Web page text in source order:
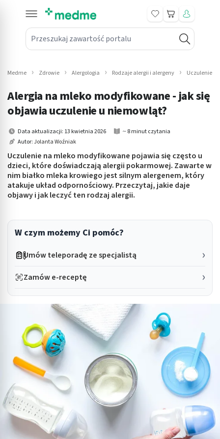
Przeszukaj zawartość portalu
Koszyk
submenu: Leki na receptę
submenu: Mama i dziecko
submenu: Kosmetyki
submenu: Higiena
submenu: Sprzęt medyczny
submenu: Intymne
Medme Zdrowie Alergologia Rodzaje alergii i alergeny Uczulenie
Alergia na mleko modyfikowane - jak się
objawia uczulenie u niemowląt?
Data aktualizacji: 13 kwietnia 2026
~ 8 minut czytania
Autor:Jolanta Woźniak
Uczulenie na mleko modyfikowane pojawia się często u
dzieci, które doświadczają alergii pokarmowej. Zawarte w
nim białko mleka krowiego jest silnym alergenem, który
atakuje układ odpornościowy. Przeczytaj, jakie daje
objawy i jak leczyć ten rodzaj alergii.
W czym możemy Ci pomóc?
Umów teleporadę ze specjalistą
Zamów e-receptę